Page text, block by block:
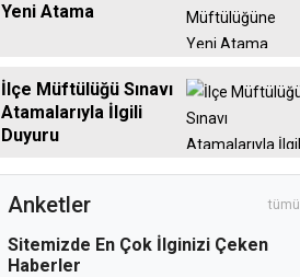
Yeni Atama
İlçe Müftülüğü Sınavı
Atamalarıyla İlgili
Duyuru
Anketler tümü
Sitemizde En Çok İlginizi Çeken
Haberler